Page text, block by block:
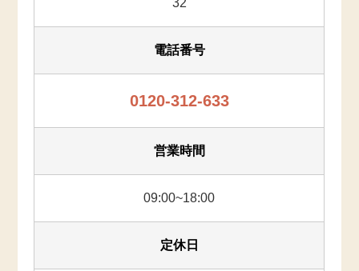
32
電話番号
0120-312-633
営業時間
09:00~18:00
定休日